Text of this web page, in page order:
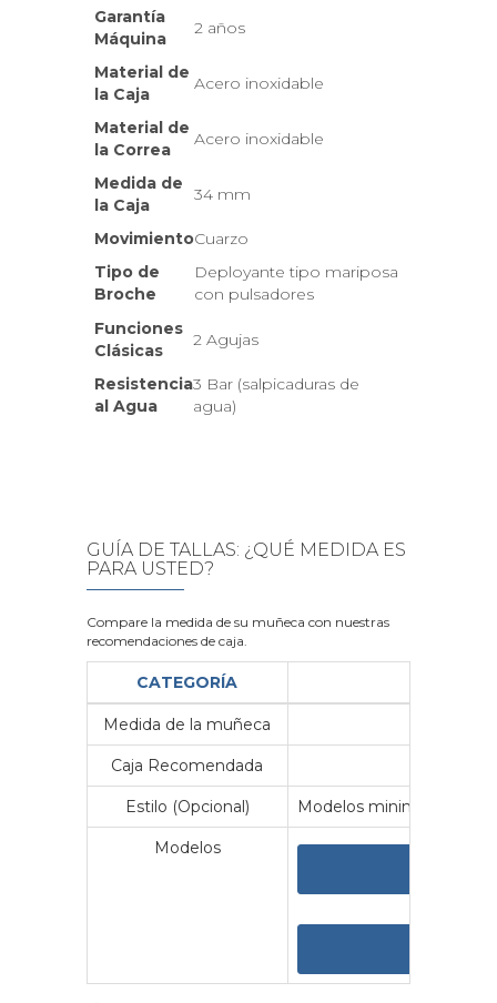
Garantía
Máquina
2 años
Material de
la Caja
Acero inoxidable
Material de
la Correa
Acero inoxidable
Medida de
la Caja
34 mm
MovimientoCuarzo
Tipo de
Broche
Deployante tipo mariposa
con pulsadores
Funciones
Clásicas
2 Agujas
Resistencia
al Agua
3 Bar (salpicaduras de
agua)
GUÍA DE TALLAS: ¿QUÉ MEDIDA ES
PARA USTED?
Compare la medida de su muñeca con nuestras
recomendaciones de caja.
CATEGORÍA
Medida de la muñeca
Caja Recomendada
Estilo (Opcional) Modelos minimalistas y
Modelos